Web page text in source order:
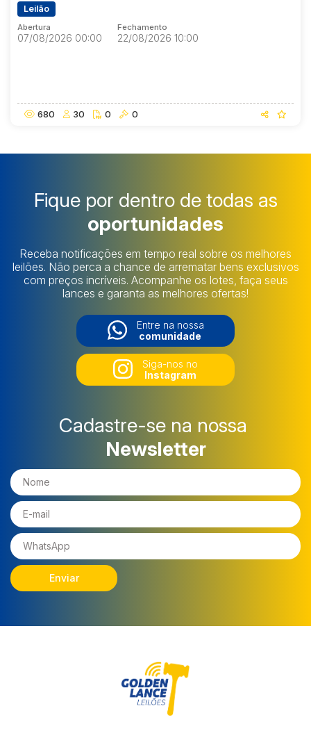
Leilão
Abertura
07/08/2026 00:00
Fechamento
22/08/2026 10:00
680 30 0 0
Fique por dentro de todas as
oportunidades
Receba notificações em tempo real sobre os melhores
leilões. Não perca a chance de arrematar bens exclusivos
com preços incríveis. Acompanhe os lotes, faça seus
lances e garanta as melhores ofertas!
Entre na nossa
comunidade
Siga-nos no
Instagram
Cadastre-se na nossa
Newsletter
Enviar